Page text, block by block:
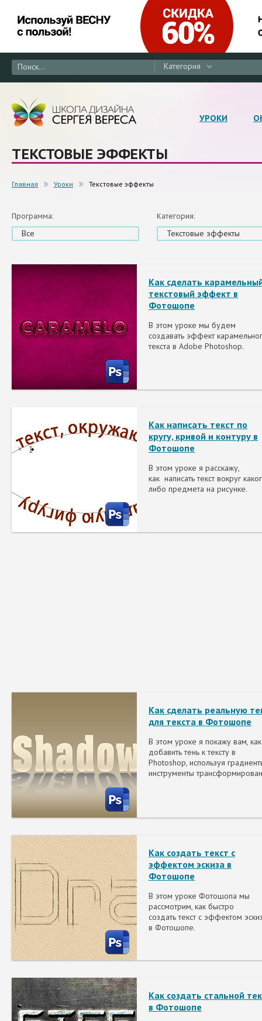
Категория
УРОКИ
ТЕКСТОВЫЕ ЭФФЕКТЫ
Главная Уроки Текстовые эффекты
Программа:
Все
Категория:
Текстовые эффекты
Как сделать
текстовый эффект в
Фотошопе
В этом уроке мы будем
создавать эффект
текста в Adobe Photoshop.
Как написать текст по
кругу, кривой и контуру в
Фотошопе
В этом уроке я расскажу,
как написать текст вокруг
либо предмета на рисунке.
Как сделать реальную
для текста в Фотошопе
В этом уроке я покажу вам, как
добавить тень к тексту в
Photoshop, используя
инструменты
Как создать текст с
эффектом эскиза в
Фотошопе
В этом уроке Фотошопа мы
рассмотрим, как быстро
создать текст с эффектом
в Фотошопе.
Как создать стальной
в Фотошопе